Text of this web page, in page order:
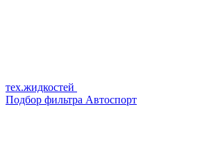
тех.жидкостей
Подбор фильтра Автоспорт